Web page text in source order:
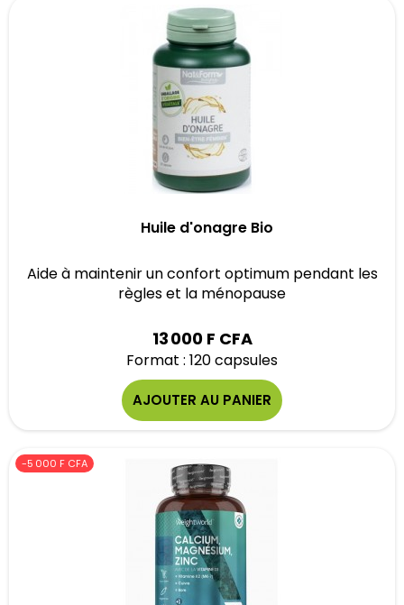
Huile d'onagre Bio
Aide à maintenir un confort optimum pendant les
règles et la ménopause
13 000 F CFA
Format : 120 capsules
AJOUTER AU PANIER
-5 000 F CFA